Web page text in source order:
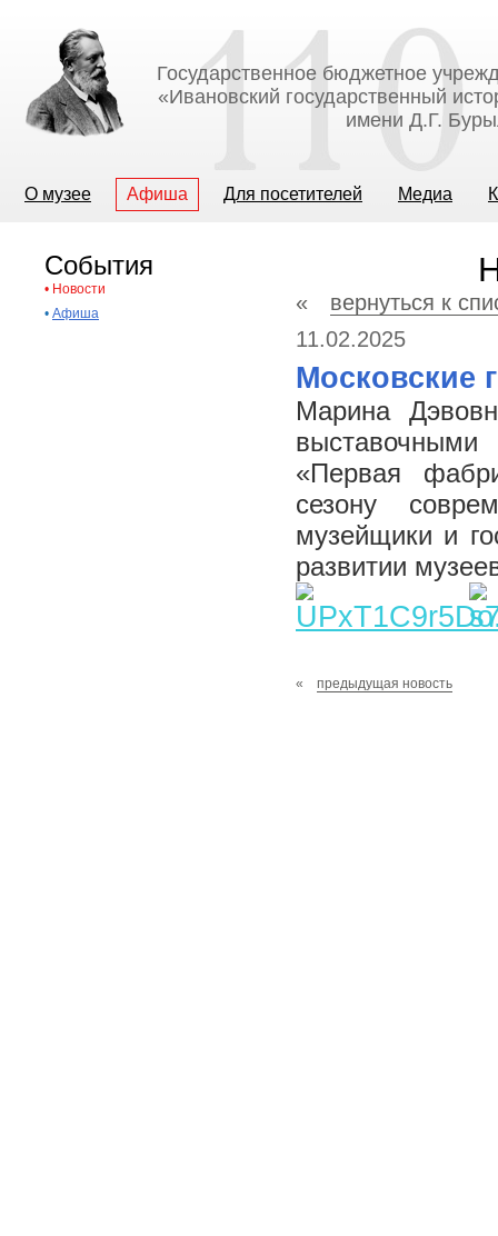
Государственное бюджетное
«Ивановский государственный
имени Д.Г.
О музее Афиша Для посетителей Медиа
События
• Новости
• Афиша « вернуться к
11.02.2025
Московские
Марина
«Первая
сезону
музейщики и
развитии
« предыдущая новость